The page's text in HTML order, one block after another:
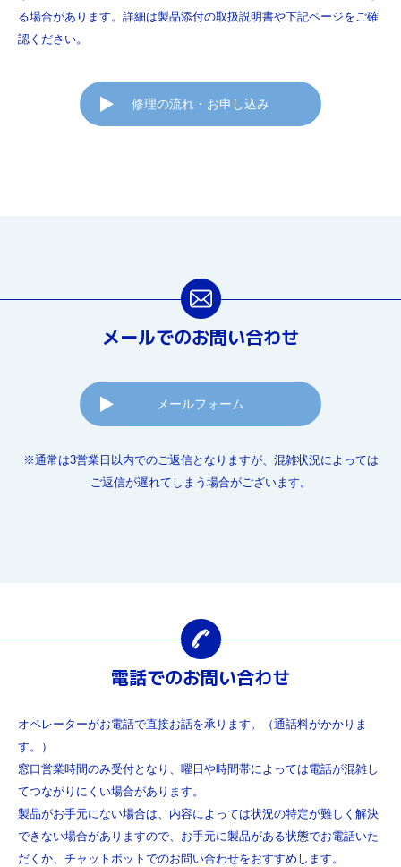
る場合があります。詳細は製品添付の取扱説明書や下記ページをご確
認ください。
修理の流れ・お申し込み
メールでのお問い合わせ
メールフォーム
※通常は3営業日以内でのご返信となりますが、混雑状況によっては
ご返信が遅れてしまう場合がございます。
電話でのお問い合わせ
オペレーターがお電話で直接お話を承ります。（通話料がかかりま
す。）
窓口営業時間のみ受付となり、曜日や時間帯によっては電話が混雑し
てつながりにくい場合があります。
製品がお手元にない場合は、内容によっては状況の特定が難しく解決
できない場合がありますので、お手元に製品がある状態でお電話いた
だくか、チャットボットでのお問い合わせをおすすめします。